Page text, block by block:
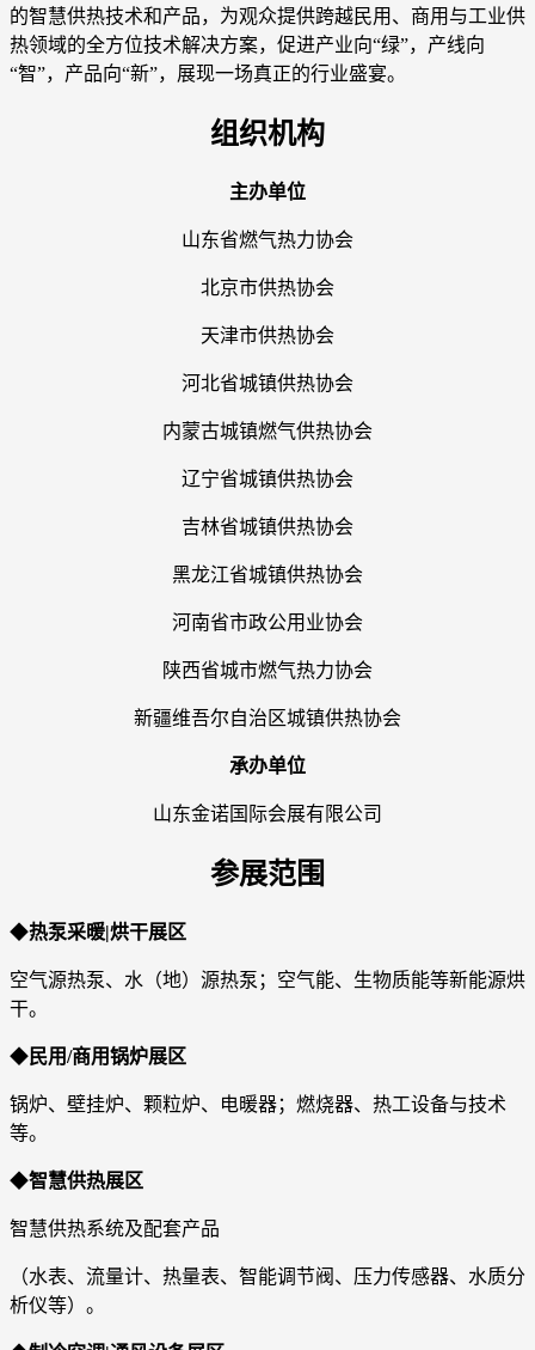
的智慧供热技术和产品，为观众提供跨越民用、商用与工业供
热领域的全方位技术解决方案，促进产业向“绿”，产线向
“智”，产品向“新”，展现一场真正的行业盛宴。
组织机构
主办单位
山东省燃气热力协会
北京市供热协会
天津市供热协会
河北省城镇供热协会
内蒙古城镇燃气供热协会
辽宁省城镇供热协会
吉林省城镇供热协会
黑龙江省城镇供热协会
河南省市政公用业协会
陕西省城市燃气热力协会
新疆维吾尔自治区城镇供热协会
承办单位
山东金诺国际会展有限公司
参展范围
◆热泵采暖|烘干展区
空气源热泵、水（地）源热泵；空气能、生物质能等新能源烘
干。
◆民用/商用锅炉展区
锅炉、壁挂炉、颗粒炉、电暖器；燃烧器、热工设备与技术
等。
◆智慧供热展区
智慧供热系统及配套产品
（水表、流量计、热量表、智能调节阀、压力传感器、水质分
析仪等）。